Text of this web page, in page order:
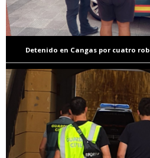
Detenido en Cangas por cuatro